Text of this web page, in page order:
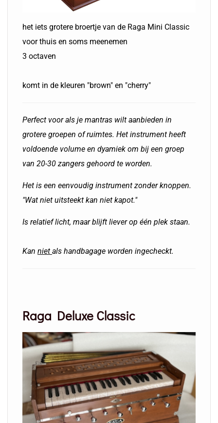
het iets grotere broertje van de Raga Mini Classic
voor thuis en soms meenemen
3 octaven
komt in de kleuren "brown" en "cherry"
Perfect voor als je mantras wilt aanbieden in
grotere groepen of ruimtes. Het instrument heeft
voldoende volume en dyamiek om bij een groep
van 20-30 zangers gehoord te worden.
Het is een eenvoudig instrument zonder knoppen.
"Wat niet uitsteekt kan niet kapot."
Is relatief licht, maar blijft liever op één plek staan.
Kan niet als handbagage worden ingecheckt.
Raga Deluxe Classic